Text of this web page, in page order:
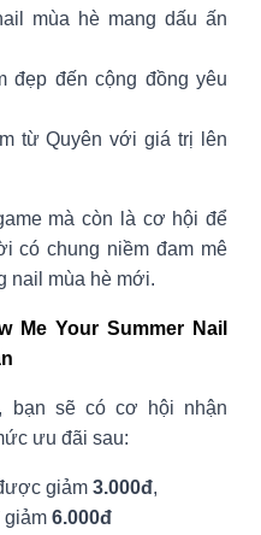
mùa hè mang dấu ấn
đẹp đến cộng đồng yêu
từ Quyên với giá trị lên
mà còn là cơ hội để
có chung niềm đam mê
nail mùa hè mới.
Me Your Summer Nail
bạn sẽ có cơ hội nhận
ưu đãi sau:
giảm 3.000đ,
giảm 6.000đ